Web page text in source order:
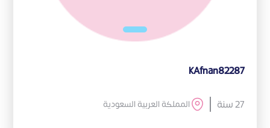
kAfnan82287
27 سنة
المملكة العربية السعودية